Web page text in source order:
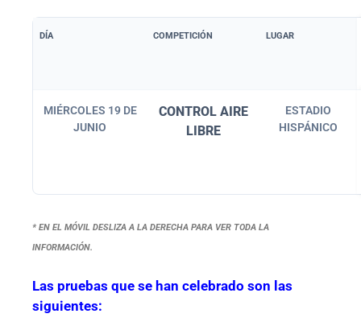
DÍA COMPETICIÓN LUGAR
MIÉRCOLES 19 DE
JUNIO
CONTROL AIRE
LIBRE
ESTADIO
HISPÁNICO
* EN EL MÓVIL DESLIZA A LA DERECHA PARA VER TODA LA
INFORMACIÓN.
Las pruebas que se han celebrado son las
siguientes: